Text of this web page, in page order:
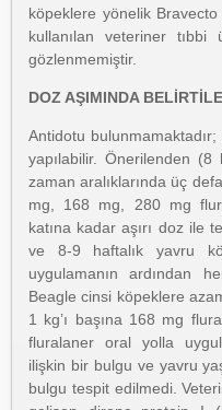
köpeklere yönelik
kullanılan veteriner tıbbi
gözlenmemiştir.
DOZ AŞIMINDA
Antidotu
yapılabilir. Önerilenden (8
zaman aralıklarında üç defa
mg, 168 mg, 280 mg
katına kadar aşırı doz ile
ve 8-9 haftalık yavru
uygulamanın ardından
Beagle cinsi köpeklere
1 kg’ı başına 168 mg
fluralaner oral yolla
ilişkin bir bulgu ve yavru
bulgu tespit edilmedi.